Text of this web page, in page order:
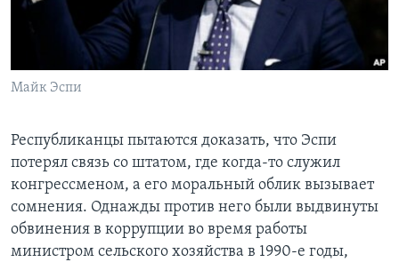
Майк Эспи
Республиканцы пытаются доказать, что Эспи
потерял связь со штатом, где когда-то служил
конгрессменом, а его моральный облик вызывает
сомнения. Однажды против него были выдвинуты
обвинения в коррупции во время работы
министром сельского хозяйства в 1990-е годы,